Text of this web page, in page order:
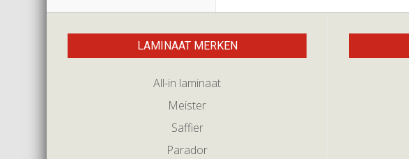
LAMINAAT MERKEN
All-in laminaat
Meister
Saffier
Parador